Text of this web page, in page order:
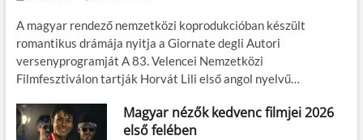
A magyar rendező nemzetközi koprodukcióban készült
romantikus drámája nyitja a Giornate degli Autori
versenyprogramját A 83. Velencei Nemzetközi
Filmfesztiválon tartják Horvát Lili első angol nyelvű…
Magyar nézők kedvenc filmjei 2026
első felében